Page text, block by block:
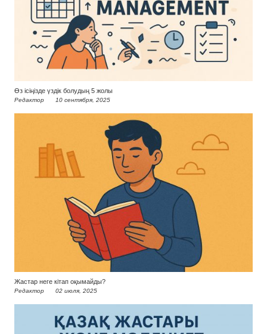
Өз ісіңізде үздік болудың 5 жолы
Редактор 10 сентября, 2025
Жастар неге кітап оқымайды?
Редактор 02 июля, 2025